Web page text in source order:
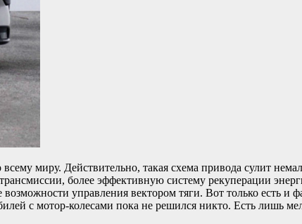
миру. Действительно, такая схема привода сулит
более эффективную систему рекуперации
управления вектором тяги. Вот только есть и
с мотор-колесами пока не решился никто. Есть лишь